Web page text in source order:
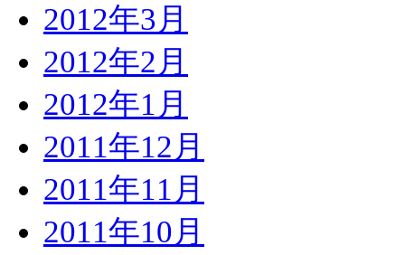
2012年3月
2012年2月
2012年1月
2011年12月
2011年11月
2011年10月